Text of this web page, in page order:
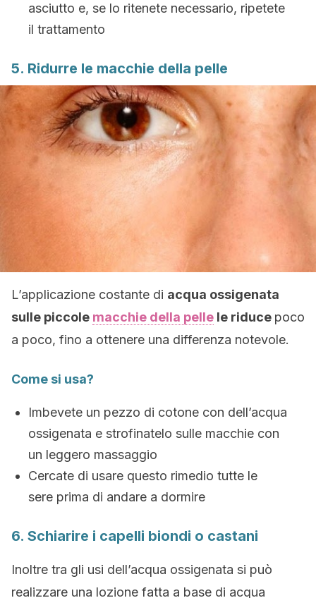
asciutto e, se lo ritenete necessario, ripetete
il trattamento
5. Ridurre le macchie della pelle
L’applicazione costante di acqua ossigenata
sulle piccole macchie della pelle le riduce poco
a poco, fino a ottenere una differenza notevole.
Come si usa?
Imbevete un pezzo di cotone con dell’acqua
ossigenata e strofinatelo sulle macchie con
un leggero massaggio
Cercate di usare questo rimedio tutte le
sere prima di andare a dormire
6. Schiarire i capelli biondi o castani
Inoltre tra gli usi dell’acqua ossigenata si può
realizzare una lozione fatta a base di acqua